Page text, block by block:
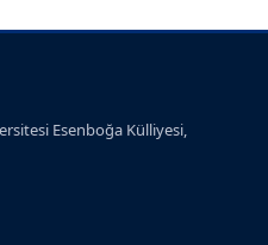
Esenboğa Külliyesi,